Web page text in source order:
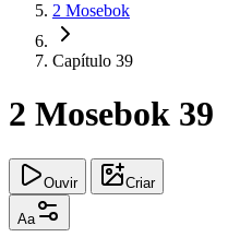
2 Mosebok
Capítulo 39
2 Mosebok 39
Ouvir Criar
Aa